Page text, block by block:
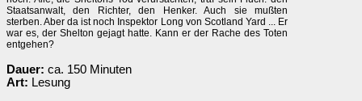
Staatsanwalt, den Richter, den Henker. Auch sie mußten
sterben. Aber da ist noch Inspektor Long von Scotland Yard ... Er
war es, der Shelton gejagt hatte. Kann er der Rache des Toten
entgehen?
Dauer: ca. 150 Minuten
Art: Lesung